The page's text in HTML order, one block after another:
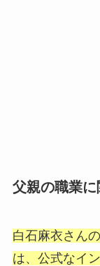
父親の職業
白石麻衣さん
は、公式なイ